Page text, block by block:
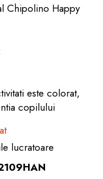
Chipolino Happy
este colorat,
copilului
lucratoare